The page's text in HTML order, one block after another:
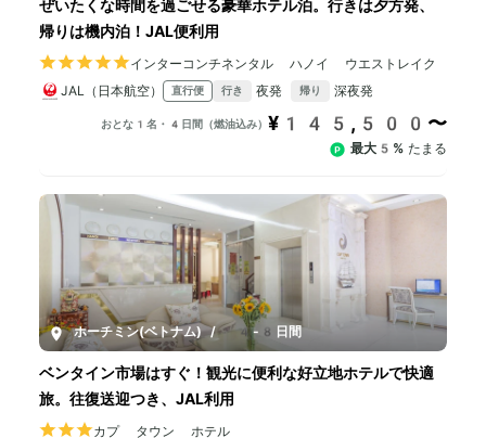
ぜいたくな時間を過ごせる豪華ホテル泊。行きは夕方発、
帰りは機内泊！JAL便利用
インターコンチネンタル ハノイ ウエストレイク
JAL（日本航空）
直行便 行き 夜発 帰り 深夜発
おとな1名・4日間（燃油込み） ¥145,500〜
最大5% たまる
ホーチミン(ベトナム) / 4-8日間
ベンタイン市場はすぐ！観光に便利な好立地ホテルで快適
旅。往復送迎つき、JAL利用
カプ タウン ホテル